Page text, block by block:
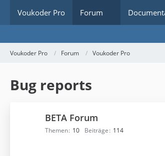
Voukoder Pro Forum
Voukoder Pro Forum Voukoder Pro
Bug reports
BETA Forum
Themen 10 Beiträge 114